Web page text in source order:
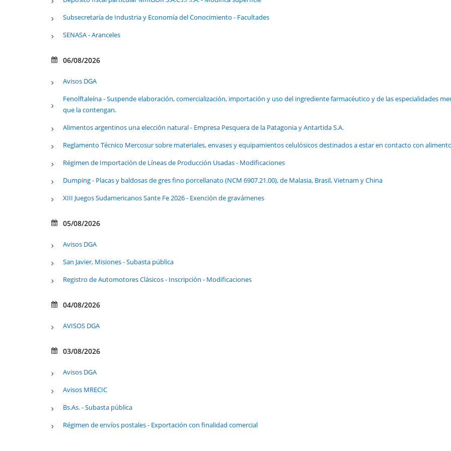
Subsecretaría de Industria y Economía del Conocimiento - Facultades
SENASA - Aranceles
06/08/2026
Avisos DGA
Fenolftaleína - Suspende elaboración, comercialización, importación y uso del ingrediente farmacéutico y de las especialidades
que la contengan.
Alimentos argentinos una elección natural - Empresa Pesquera de la Patagonia y Antartida S.A.
Reglamento Técnico Mercosur sobre materiales, envases y equipamientos celulósicos destinados a estar en contacto con
Régimen de Importación de Líneas de Producción Usadas - Modificaciones
Dumping - Placas y baldosas de gres fino porcellanato (NCM 6907.21.00), de Malasia, Brasil, Vietnam y China
XIII Juegos Sudamericanos Sante Fe 2026 - Exención de gravámenes
05/08/2026
Avisos DGA
San Javier, Misiones - Subasta pública
Registro de Automotores Clásicos - Inscripción - Modificaciones
04/08/2026
AVISOS DGA
03/08/2026
Avisos DGA
Avisos MRECIC
Bs.As. - Subasta pública
Régimen de envíos postales - Exportación con finalidad comercial